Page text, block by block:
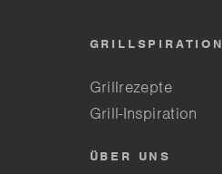
GRILLSPIRATION
Grillrezepte
Grill-Inspiration
ÜBER UNS